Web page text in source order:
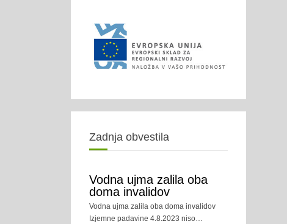
Zadnja obvestila
Vodna ujma zalila oba
doma invalidov
Vodna ujma zalila oba doma invalidov
Izjemne padavine 4.8.2023 niso…